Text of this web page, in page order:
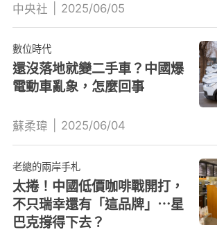
中央社 2025/06/05
數位時代
還沒落地就變二手車？中國爆
電動車亂象，怎麼回事
蘇柔瑋 2025/06/04
老總的兩岸手札
太捲！中國低價咖啡戰開打，
不只瑞幸還有「這品牌」⋯星
巴克撐得下去？